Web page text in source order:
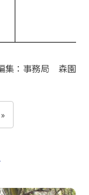
集：事務局 森園